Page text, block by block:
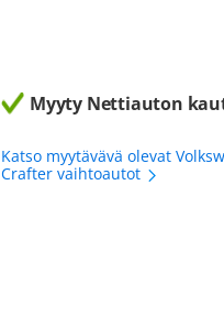
Myyty Nettiauton
Katso myytävävä olevat
Crafter vaihtoautot